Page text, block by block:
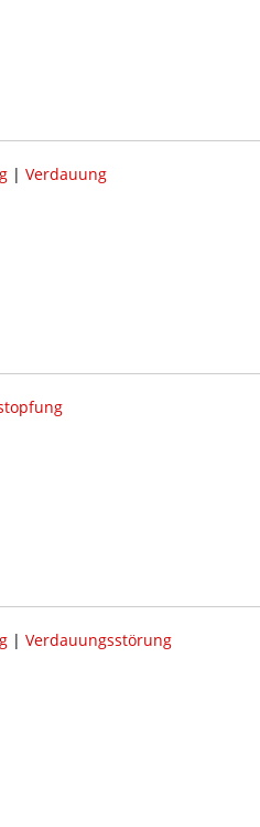
| Verdauung
| Verdauungsstörung